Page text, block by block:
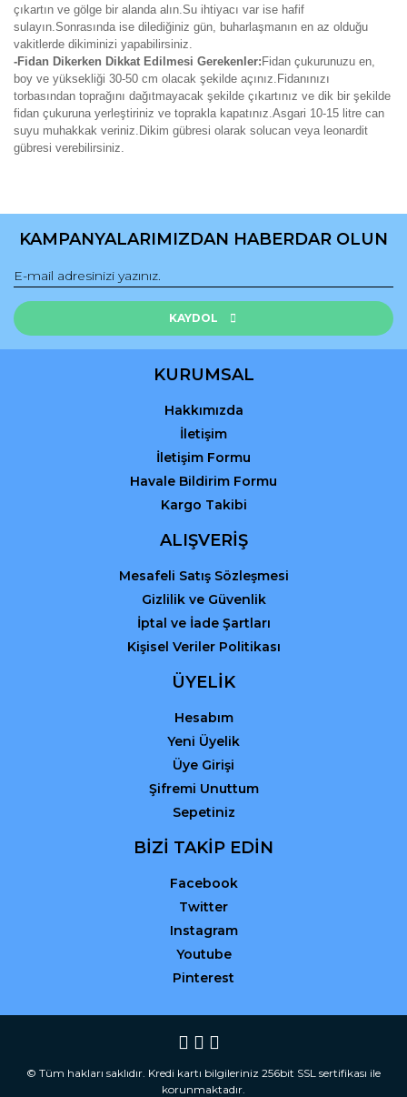
çıkartın ve gölge bir alanda alın.Su ihtiyacı var ise hafif
sulayın.Sonrasında ise dilediğiniz gün, buharlaşmanın en az olduğu
vakitlerde dikiminizi yapabilirsiniz.
-Fidan Dikerken Dikkat Edilmesi Gerekenler: Fidan çukurunuzu en,
boy ve yüksekliği 30-50 cm olacak şekilde açınız.Fidanınızı
torbasından toprağını dağıtmayacak şekilde çıkartınız ve dik bir şekilde
fidan çukuruna yerleştiriniz ve toprakla kapatınız.Asgari 10-15 litre can
suyu muhakkak veriniz.Dikim gübresi olarak solucan veya leonardit
gübresi verebilirsiniz.
konularda yetersiz gördüğünüz noktaları öneri formunu
Görüş ve önerileriniz için teşekkür ederiz.
Ürün resmi kalitesiz, bozuk veya görüntülenemiyor.
Ürün açıklamasında eksik bilgiler bulunuyor.
Ürün fiyatı diğer sitelerden daha pahalı.
Gönder
KAMPANYALARIMIZDAN HABERDAR OLUN
KAYDOL
KURUMSAL
Hakkımızda
İletişim
İletişim Formu
Havale Bildirim Formu
Kargo Takibi
ALIŞVERİŞ
Mesafeli Satış Sözleşmesi
Gizlilik ve Güvenlik
İptal ve İade Şartları
Kişisel Veriler Politikası
ÜYELİK
Hesabım
Yeni Üyelik
Üye Girişi
Şifremi Unuttum
Sepetiniz
BİZİ TAKİP EDİN
Facebook
Twitter
Instagram
Youtube
Pinterest
© Tüm hakları saklıdır. Kredi kartı bilgileriniz 256bit SSL sertifikası ile
korunmaktadır.